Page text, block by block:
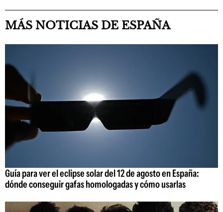
MÁS NOTICIAS DE ESPAÑA
Guía para ver el eclipse solar del 12 de agosto en España:
dónde conseguir gafas homologadas y cómo usarlas